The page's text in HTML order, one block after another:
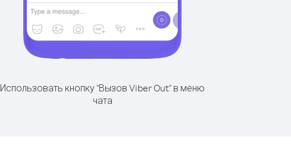
Использовать кнопку "Вызов Viber Out" в меню
чата